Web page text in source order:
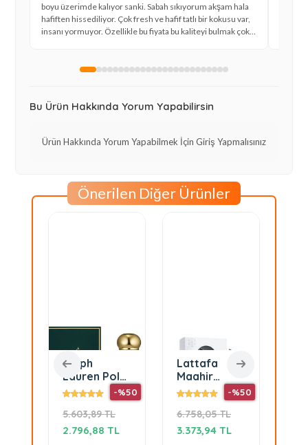
boyu üzerimde kalıyor sanki. Sabah sıkıyorum akşam hala
hafiften hissediliyor. Çok fresh ve hafif tatlı bir kokusu var,
insanı yormuyor. Özellikle bu fiyata bu kaliteyi bulmak çok
Bu Ürün Hakkında Yorum Yapabilirsin
Ürün Hakkında Yorum Yapabilmek İçin Giriş Yapmalısınız
Önerilen Diğer Ürünler
Ralph
Lauren Polo
EDT 125 ml
Erkek
Parfüm
5.603,89 TL
-%50
2.796,88 TL
Lattafa
Maahir
Legacy Edp
100 ml Erkek
Parfüm
6.758,05 TL
-%50
3.373,94 TL